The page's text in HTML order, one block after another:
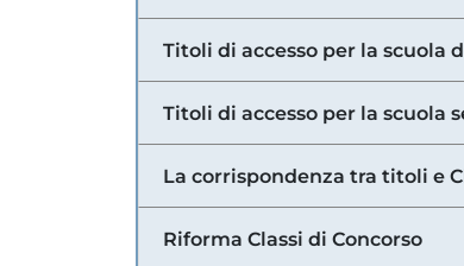
Titoli di accesso per la scuola
Titoli di accesso per la scuola
La corrispondenza tra titoli e
Riforma Classi di Concorso